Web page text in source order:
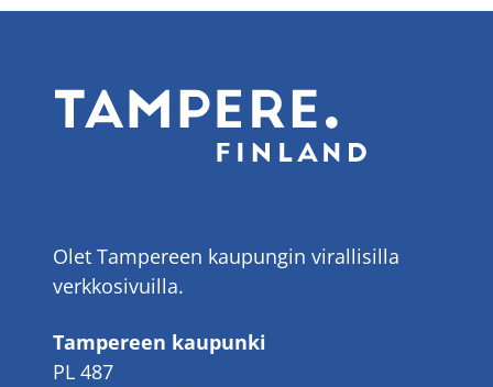
Olet Tampereen kaupungin virallisilla
verkkosivuilla.
Tampereen kaupunki
PL 487